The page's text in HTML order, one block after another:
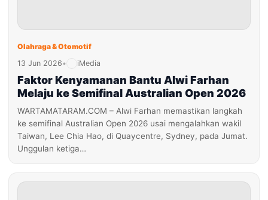
Olahraga & Otomotif
13 Jun 2026• iMedia
Faktor Kenyamanan Bantu Alwi Farhan
Melaju ke Semifinal Australian Open 2026
WARTAMATARAM.COM – Alwi Farhan memastikan langkah
ke semifinal Australian Open 2026 usai mengalahkan wakil
Taiwan, Lee Chia Hao, di Quaycentre, Sydney, pada Jumat.
Unggulan ketiga…